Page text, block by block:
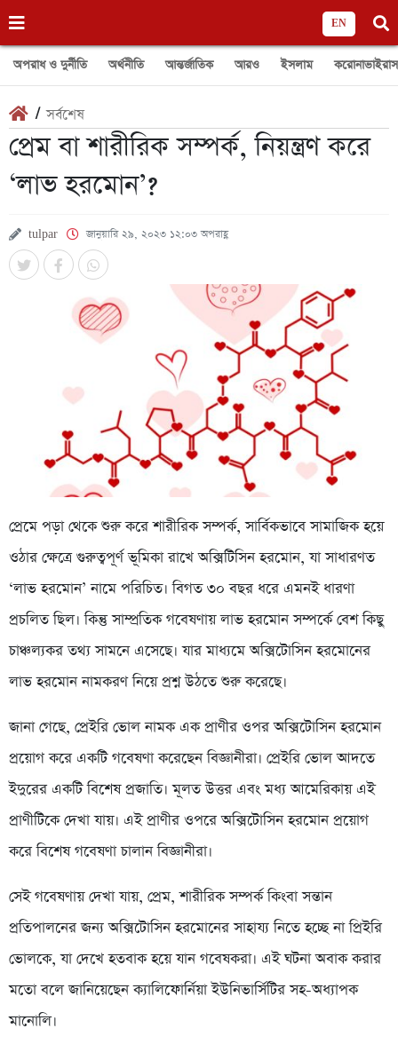
EN
অপরাধ ও দুর্নীতি অর্থনীতি আন্তর্জাতিক আরও ইসলাম করোনাভাইরাস
/সর্বশেষ
প্রেম বা শারীরিক সম্পর্ক, নিয়ন্ত্রণ করে
‘লাভ হরমোন’?
tulpar জানুয়ারি ২৯, ২০২৩ ১২:০৩ অপরাহ্ণ
প্রেমে পড়া থেকে শুরু করে শারীরিক সম্পর্ক, সার্বিকভাবে সামাজিক হয়ে
ওঠার ক্ষেত্রে গুরুত্বপূর্ণ ভূমিকা রাখে অক্সিটিসিন হরমোন, যা সাধারণত
‘লাভ হরমোন’ নামে পরিচিত। বিগত ৩০ বছর ধরে এমনই ধারণা
প্রচলিত ছিল। কিন্তু সাম্প্রতিক গবেষণায় লাভ হরমোন সম্পর্কে বেশ কিছু
চাঞ্চল্যকর তথ্য সামনে এসেছে। যার মাধ্যমে অক্সিটোসিন হরমোনের
লাভ হরমোন নামকরণ নিয়ে প্রশ্ন উঠতে শুরু করেছে।
জানা গেছে, প্রেইরি ভোল নামক এক প্রাণীর ওপর অক্সিটোসিন হরমোন
প্রয়োগ করে একটি গবেষণা করেছেন বিজ্ঞানীরা। প্রেইরি ভোল আদতে
ইদুরের একটি বিশেষ প্রজাতি। মূলত উত্তর এবং মধ্য আমেরিকায় এই
প্রাণীটিকে দেখা যায়। এই প্রাণীর ওপরে অক্সিটোসিন হরমোন প্রয়োগ
করে বিশেষ গবেষণা চালান বিজ্ঞানীরা।
সেই গবেষণায় দেখা যায়, প্রেম, শারীরিক সম্পর্ক কিংবা সন্তান
প্রতিপালনের জন্য অক্সিটোসিন হরমোনের সাহায্য নিতে হচ্ছে না প্রিইরি
ভোলকে, যা দেখে হতবাক হয়ে যান গবেষকরা। এই ঘটনা অবাক করার
মতো বলে জানিয়েছেন ক্যালিফোর্নিয়া ইউনিভার্সিটির সহ-অধ্যাপক
মানোলি।